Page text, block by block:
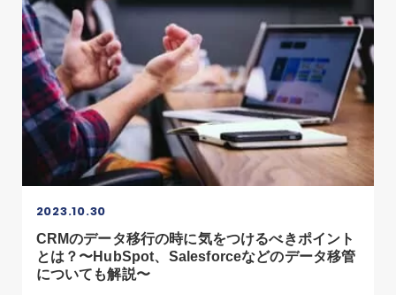
2023.10.30
CRMのデータ移行の時に気をつけるべきポイント
とは？〜HubSpot、Salesforceなどのデータ移管
についても解説〜